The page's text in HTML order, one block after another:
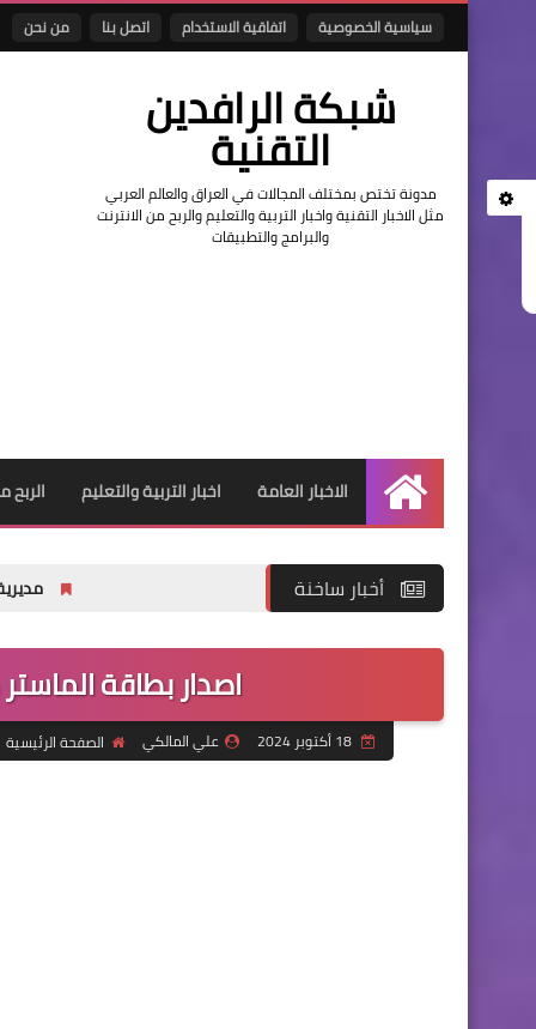
سياسية الخصوصية اتفاقية الاستخدام اتصل بنا من نحن
شبكة الرافدين
التقنية
مدونة تختص بمختلف المجالات في العراق والعالم العربي
مثل الاخبار التقنية واخبار التربية والتعليم والربح من الانترنت
والبرامج والتطبيقات
الرئيسية
الاخبار العامة اخبار التربية والتعليم الربح
أخبار ساخنة مديرية التطوع تفتح باب التقديم للدورة
اصدار بطاقة
علي المالكي الصفحة الرئيسية